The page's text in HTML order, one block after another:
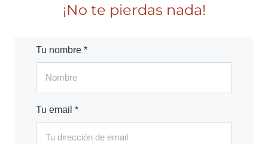
¡No te pierdas nada!
Tu nombre *
Tu email *